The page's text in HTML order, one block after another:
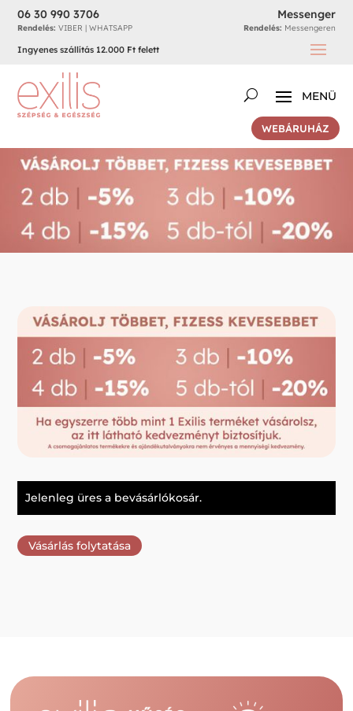
06 30 990 3706
Rendelés: VIBER | WHATSAPP
Messenger
Rendelés: Messengeren
Ingyenes szállítás 12.000 Ft felett
WEBÁRUHÁZ
Jelenleg üres a bevásárlókosár.
Vásárlás folytatása